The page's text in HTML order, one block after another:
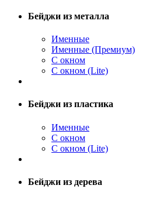
Бейджи из металла
Именные
Именные (Премиум)
С окном
С окном (Lite)
Бейджи из пластика
Именные
С окном
С окном (Lite)
Бейджи из дерева